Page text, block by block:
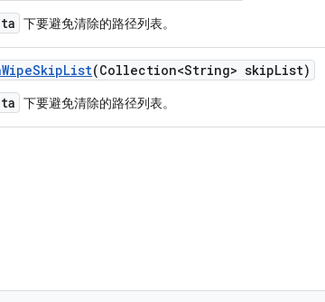
下要避免清除的路径列表。
WipeSkipList(Collection<String> skipList)
下要避免清除的路径列表。